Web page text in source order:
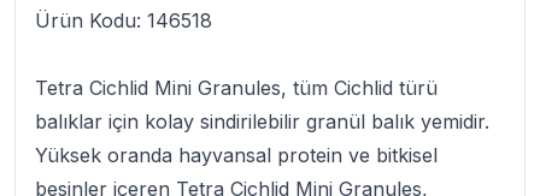
Ürün Kodu: 146518
Tetra Cichlid Mini Granules, tüm Cichlid türü
balıklar için kolay sindirilebilir granül balık yemidir.
Yüksek oranda hayvansal protein ve bitkisel
besinler içeren Tetra Cichlid Mini Granules,